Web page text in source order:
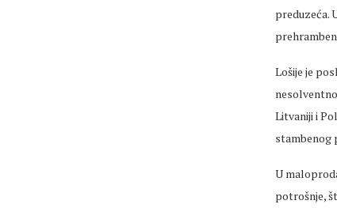
preduzeća.
Lošije je
Litvaniji i
stambenog
U
potrošnje,